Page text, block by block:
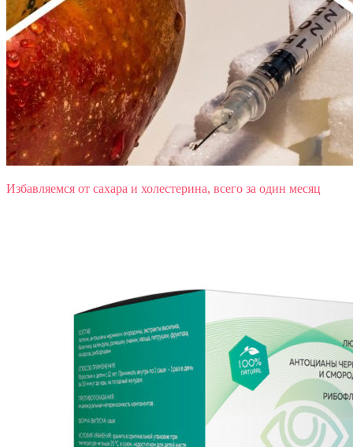
Избавляемся от сахара и холестерина, всего за один месяц